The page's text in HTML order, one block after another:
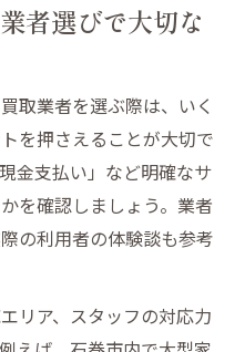
者選びで大切な
取業者を選ぶ際は、いく
を押さえることが大切で
金支払い」など明確なサ
を確認しましょう。業者
の利用者の体験談も参考
リア、スタッフの対応力